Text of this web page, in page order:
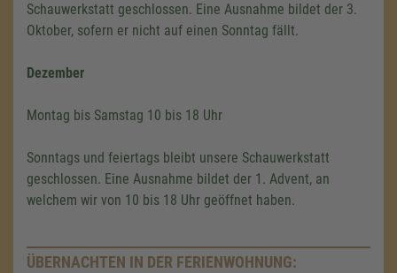
Schauwerkstatt geschlossen. Eine Ausnahme bildet der 3.
Oktober, sofern er nicht auf einen Sonntag fällt.
Dezember
Montag bis Samstag 10 bis 18 Uhr
Sonntags und feiertags bleibt unsere Schauwerkstatt
geschlossen. Eine Ausnahme bildet der 1. Advent, an
welchem wir von 10 bis 18 Uhr geöffnet haben.
ÜBERNACHTEN IN DER FERIENWOHNUNG: